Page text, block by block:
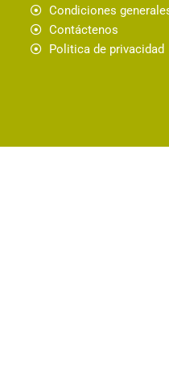
Condiciones
Contáctenos
Politica de privacidad